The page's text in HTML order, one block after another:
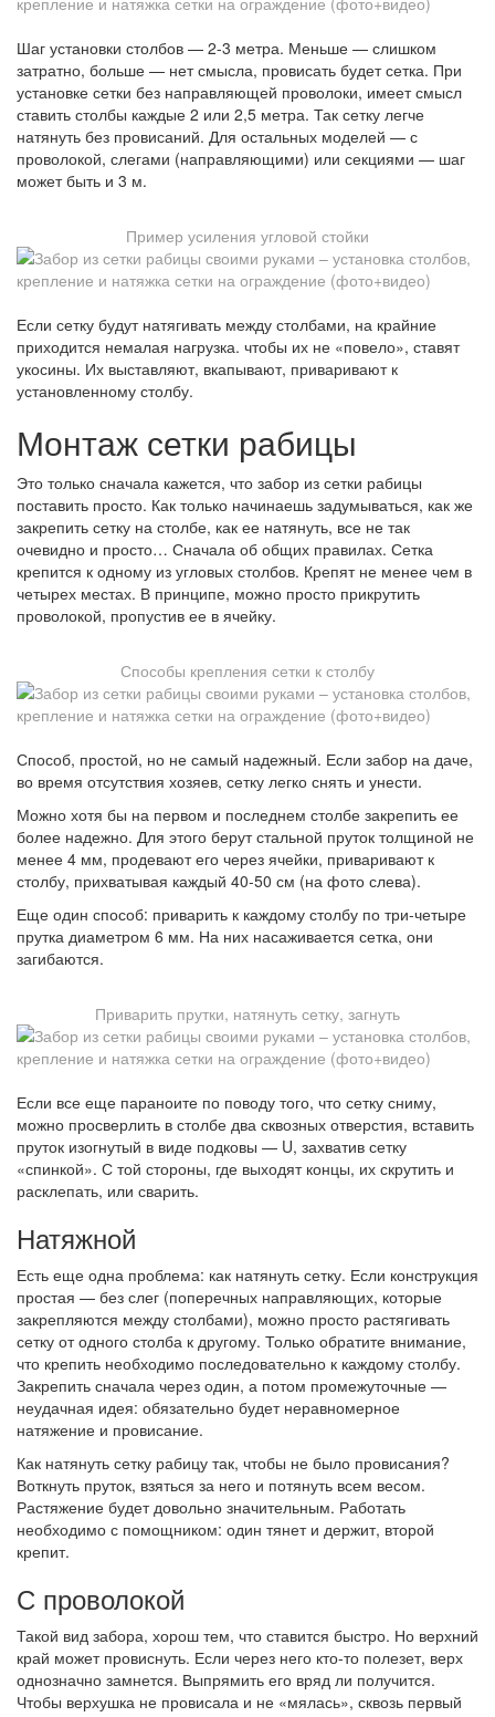
Шаг установки столбов — 2-3 метра. Меньше — слишком
затратно, больше — нет смысла, провисать будет сетка. При
установке сетки без направляющей проволоки, имеет смысл
ставить столбы каждые 2 или 2,5 метра. Так сетку легче
натянуть без провисаний. Для остальных моделей — с
проволокой, слегами (направляющими) или секциями — шаг
может быть и 3 м.
Пример усиления угловой стойки
Если сетку будут натягивать между столбами, на крайние
приходится немалая нагрузка. чтобы их не «повело», ставят
укосины. Их выставляют, вкапывают, приваривают к
установленному столбу.
Монтаж сетки рабицы
Это только сначала кажется, что забор из сетки рабицы
поставить просто. Как только начинаешь задумываться, как же
закрепить сетку на столбе, как ее натянуть, все не так
очевидно и просто… Сначала об общих правилах. Сетка
крепится к одному из угловых столбов. Крепят не менее чем в
четырех местах. В принципе, можно просто прикрутить
проволокой, пропустив ее в ячейку.
Способы крепления сетки к столбу
Способ, простой, но не самый надежный. Если забор на даче,
во время отсутствия хозяев, сетку легко снять и унести.
Можно хотя бы на первом и последнем столбе закрепить ее
более надежно. Для этого берут стальной пруток толщиной не
менее 4 мм, продевают его через ячейки, приваривают к
столбу, прихватывая каждый 40-50 см (на фото слева).
Еще один способ: приварить к каждому столбу по три-четыре
прутка диаметром 6 мм. На них насаживается сетка, они
загибаются.
Приварить прутки, натянуть сетку, загнуть
Если все еще параноите по поводу того, что сетку сниму,
можно просверлить в столбе два сквозных отверстия, вставить
пруток изогнутый в виде подковы — U, захватив сетку
«спинкой». С той стороны, где выходят концы, их скрутить и
расклепать, или сварить.
Натяжной
Есть еще одна проблема: как натянуть сетку. Если конструкция
простая — без слег (поперечных направляющих, которые
закрепляются между столбами), можно просто растягивать
сетку от одного столба к другому. Только обратите внимание,
что крепить необходимо последовательно к каждому столбу.
Закрепить сначала через один, а потом промежуточные —
неудачная идея: обязательно будет неравномерное
натяжение и провисание.
Как натянуть сетку рабицу так, чтобы не было провисания?
Воткнуть пруток, взяться за него и потянуть всем весом.
Растяжение будет довольно значительным. Работать
необходимо с помощником: один тянет и держит, второй
крепит.
С проволокой
Такой вид забора, хорош тем, что ставится быстро. Но верхний
край может провиснуть. Если через него кто-то полезет, верх
однозначно замнется. Выпрямить его вряд ли получится.
Чтобы верхушка не провисала и не «мялась», сквозь первый